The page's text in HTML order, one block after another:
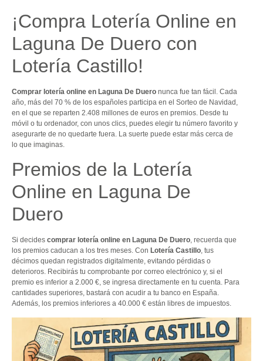
¡Compra Lotería Online en
Laguna De Duero con
Lotería Castillo!
Comprar lotería online en Laguna De Duero nunca fue tan fácil. Cada
año, más del 70 % de los españoles participa en el Sorteo de Navidad,
en el que se reparten 2.408 millones de euros en premios. Desde tu
móvil o tu ordenador, con unos clics, puedes elegir tu número favorito y
asegurarte de no quedarte fuera. La suerte puede estar más cerca de
lo que imaginas.
Premios de la Lotería
Online en Laguna De
Duero
Si decides comprar lotería online en Laguna De Duero, recuerda que
los premios caducan a los tres meses. Con Lotería Castillo, tus
décimos quedan registrados digitalmente, evitando pérdidas o
deterioros. Recibirás tu comprobante por correo electrónico y, si el
premio es inferior a 2.000 €, se ingresa directamente en tu cuenta. Para
cantidades superiores, bastará con acudir a tu banco en España.
Además, los premios inferiores a 40.000 € están libres de impuestos.